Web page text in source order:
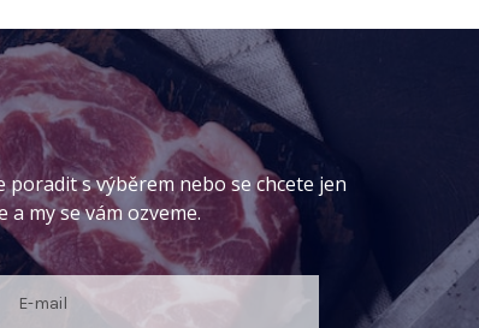
s výběrem nebo se chcete jen
my se vám ozveme.